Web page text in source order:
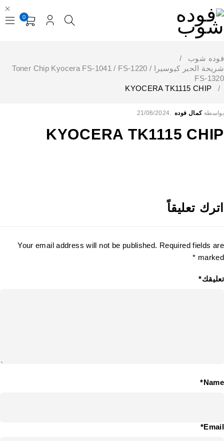
0
فوده شوب
/
شريحة الحبر كيوسيرا Toner Chip Kyocera FS-1041 / FS-1220 /
FS-1320
/
KYOCERA TK1115 CHIP
بواسطة كمال فوده 21/06/2024
KYOCERA TK1115 CHIP
اترك تعليقاً
Your email address will not be published. Required fields are
marked *
تعليقك*
Name*
Email*